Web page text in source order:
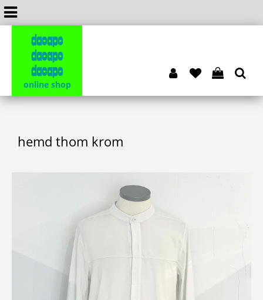
dacapo
dacapo
dacapo
online shop
hemd thom krom